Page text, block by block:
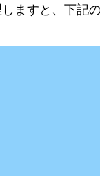
ますと、下記の